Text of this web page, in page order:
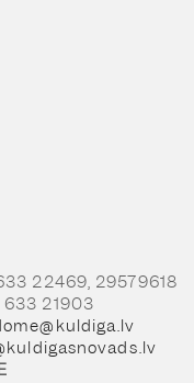
22469, 29579618
633 21903